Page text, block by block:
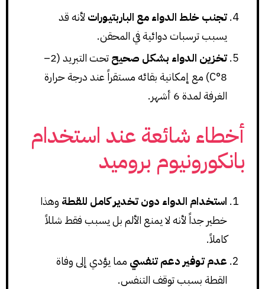
تجنب خلط الدواء مع الباربتيورات لأنه قد
يسبب ترسبات دوائية في المحقن.
تخزين الدواء بشكل صحيح
تحت التبريد (2–
8°C) مع إمكانية بقائه مستقراً عند درجة حرارة
الغرفة لمدة 6 أشهر.
أخطاء شائعة عند استخدام
بانكورونيوم بروميد
استخدام الدواء دون تخدير كامل للقطة وهذا
خطير جداً لأنه لا يمنع الألم بل يسبب فقط شللاً
كاملاً.
عدم توفير دعم تنفسي مما يؤدي إلى وفاة
القطة بسبب توقف التنفس.